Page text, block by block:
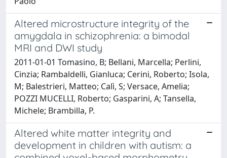
Altered microstructure integrity of the
amygdala in schizophrenia: a bimodal
MRI and DWI study
2011-01-01 Tomasino, B; Bellani, Marcella; Perlini,
Cinzia; Rambaldelli, Gianluca; Cerini, Roberto; Isola,
M; Balestrieri, Matteo; Calì, S; Versace, Amelia;
POZZI MUCELLI, Roberto; Gasparini, A; Tansella,
Michele; Brambilla, P.
Altered white matter integrity and
development in children with autism: a